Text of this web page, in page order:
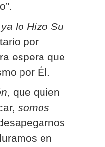
lo Hizo Su
por
espera que
por Él.
que quien
somos
en